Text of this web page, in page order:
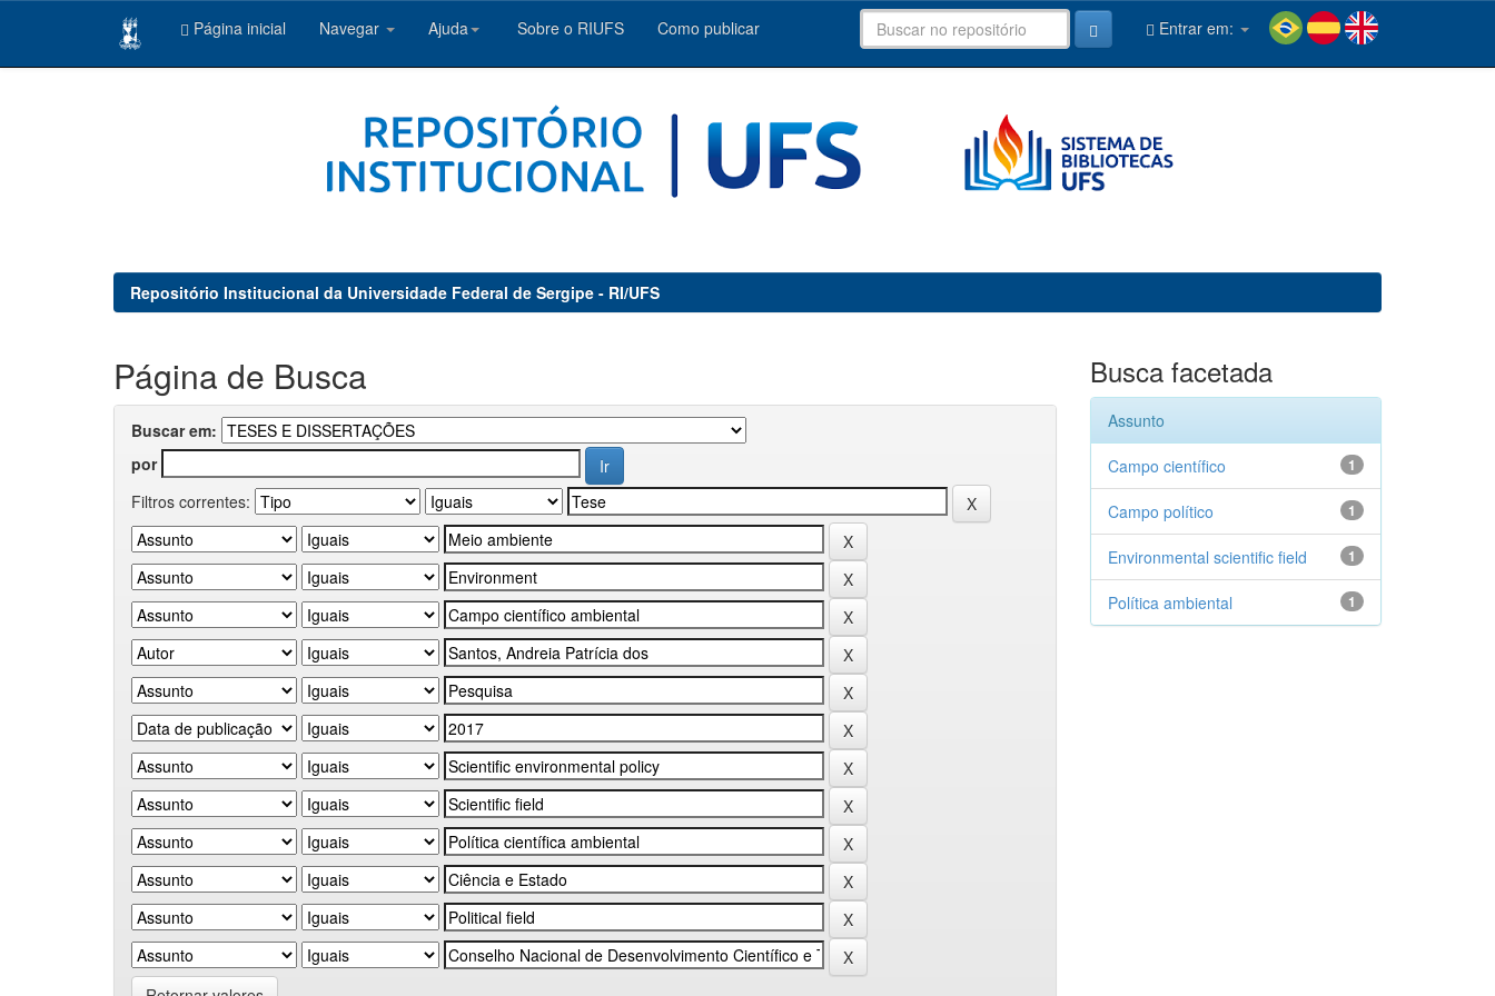
Página inicial Navegar Ajuda Sobre o RIUFS Como publicar Entrar em:
Repositório Institucional da Universidade Federal de Sergipe - RI/UFS
Página de Busca
Buscar em:
por
Filtros correntes:
Busca facetada
Assunto
1
Campo científico
1
Campo político
1
Environmental scientific field
1
Política ambiental